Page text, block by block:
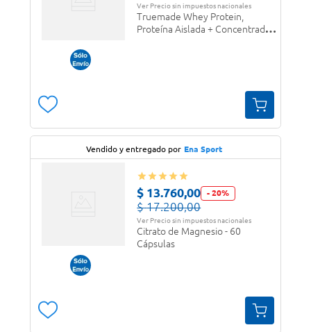
Ver Precio sin impuestos nacionales
Truemade Whey Protein,
Proteína Aislada + Concentrada
Vendido y entregado por Ena Sport
$ 13.760,00 -20%
$ 17.200,00
Ver Precio sin impuestos nacionales
Citrato de Magnesio - 60
Cápsulas